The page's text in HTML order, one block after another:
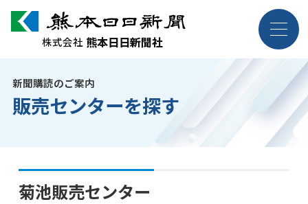
株式会社 熊本日日新聞社
新聞購読のご案内
販売センターを探す
菊池販売センター
株式会社 熊本日日新聞社
企業情報
採用案内